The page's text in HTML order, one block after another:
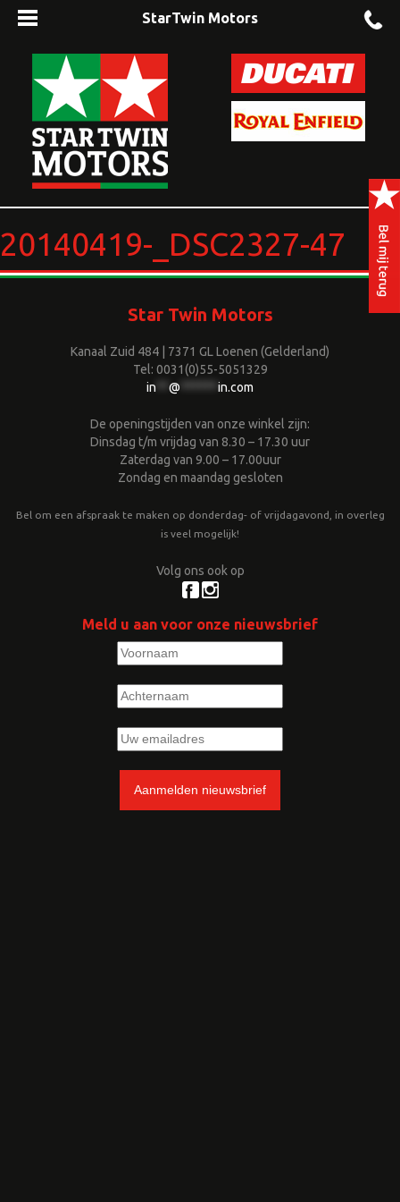
StarTwin Motors
20140419-_DSC2327-47
Star Twin Motors
Kanaal Zuid 484 | 7371 GL Loenen (Gelderland)
Tel: 0031(0)55-5051329
in
@ in.com
De openingstijden van onze winkel zijn:
Dinsdag t/m vrijdag van 8.30 – 17.30 uur
Zaterdag van 9.00 – 17.00uur
Zondag en maandag gesloten
Bel om een afspraak te maken op donderdag- of vrijdagavond, in overleg
is veel mogelijk!
Volg ons ook op
Meld u aan voor onze nieuwsbrief